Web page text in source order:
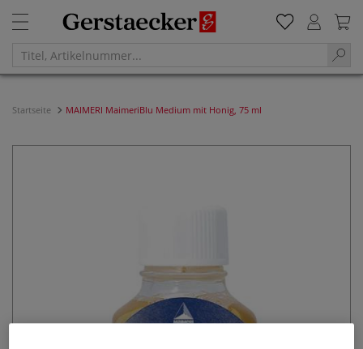
Startseite MAIMERI MaimeriBlu Medium mit Honig, 75 ml